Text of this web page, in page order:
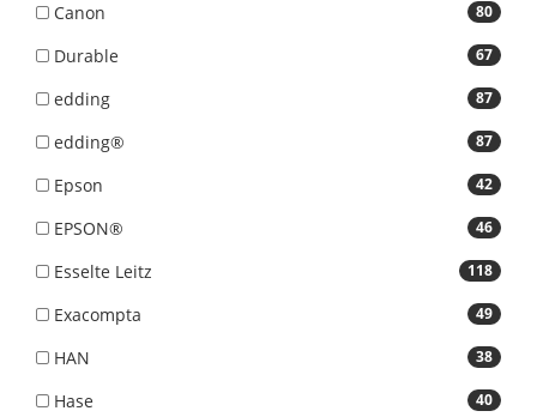
80
Canon
67
Durable
87
edding
87
edding®
42
Epson
46
EPSON®
118
Esselte Leitz
49
Exacompta
38
HAN
40
Hase